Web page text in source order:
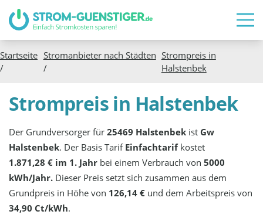
Startseite
/
Stromanbieter nach Städten
/
Strompreis in
Halstenbek
Strompreis in Halstenbek
Der Grundversorger für25469 Halstenbek ist Gw
Halstenbek. Der Basis Tarif Einfachtarifkostet
1.871,28 € im 1. Jahr bei einem Verbrauch von5000
kWh/Jahr. Dieser Preis setzt sich zusammen aus dem
Grundpreis in Höhe von 126,14 € und dem Arbeitspreis von
34,90 Ct/kWh.